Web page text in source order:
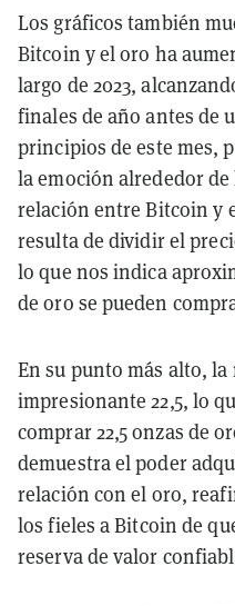
Los gráficos también
Bitcoin y el oro ha
largo de 2023,
finales de año antes de
principios de este mes,
la emoción alrededor
relación entre Bitcoin y
resulta de dividir el
lo que nos indica
de oro se pueden
En su punto más alto,
impresionante 22,5, lo
comprar 22,5 onzas de
demuestra el poder
relación con el oro,
los fieles a Bitcoin de
reserva de valor